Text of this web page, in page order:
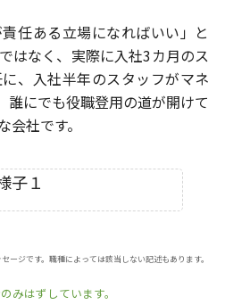
任ある立場になればいい」と
はなく、実際に入社3カ月のス
、
入社半年のスタッフがマネ
誰にでも役職登用の道が開けて
社です。
ージです。職種によっては該当しない記述もあります。
みはずしています。